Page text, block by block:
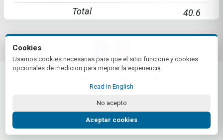
Total 40.6
© 2026 Tour Profesionales de Golf AR | by Plus+Golf
Cookies
Usamos cookies necesarias para que el sitio funcione y cookies
opcionales de medicion para mejorar la experiencia.
Read in English
No acepto
Aceptar cookies